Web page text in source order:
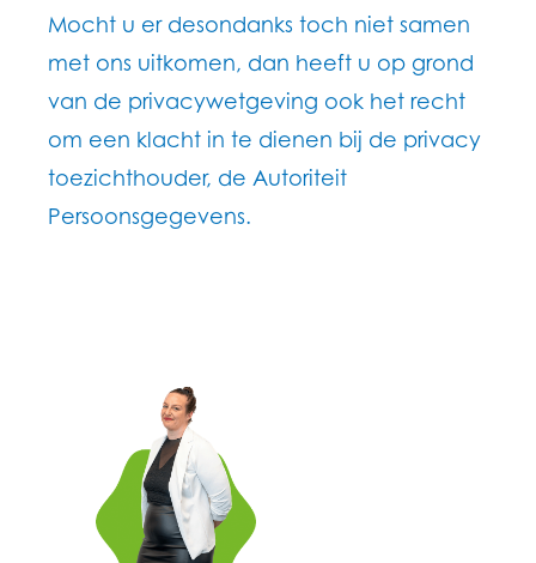
Mocht u er desondanks toch niet samen
met ons uitkomen, dan heeft u op grond
van de privacywetgeving ook het recht
om een klacht in te dienen bij de privacy
toezichthouder, de Autoriteit
Persoonsgegevens.